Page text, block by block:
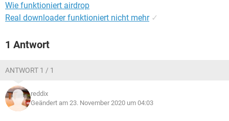
Wie funktioniert airdrop
Real downloader funktioniert nicht mehr ✓
1 Antwort
ANTWORT 1 / 1
reddix
Geändert am 23. November 2020 um 04:03